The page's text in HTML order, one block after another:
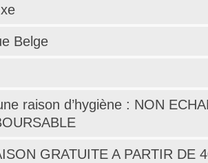
Belge
raison d’hygiène : NON
GRATUITE A PARTIR DE